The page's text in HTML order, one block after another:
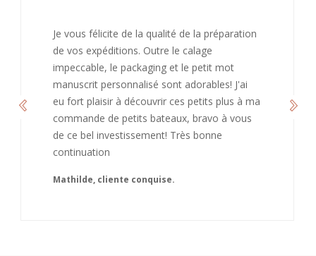
Je vous félicite de la qualité de la préparation
de vos expéditions. Outre le calage
impeccable, le packaging et le petit mot
manuscrit personnalisé sont adorables! J'ai
eu fort plaisir à découvrir ces petits plus à ma
commande de petits bateaux, bravo à vous
de ce bel investissement! Très bonne
continuation
Mathilde, cliente conquise.